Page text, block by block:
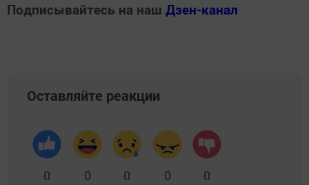
Подписывайтесь на наш Дзен-канал
Оставляйте реакции
0 0 0 0 0